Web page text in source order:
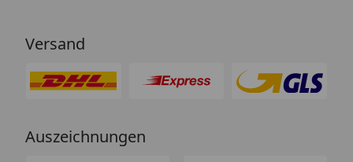
Versand
Auszeichnungen